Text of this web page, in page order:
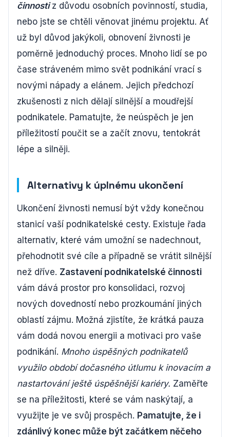
činnostiz důvodu osobních povinností, studia,
nebo jste se chtěli věnovat jinému projektu. Ať
už byl důvod jakýkoli, obnovení živnosti je
poměrně jednoduchý proces. Mnoho lidí se po
čase stráveném mimo svět podnikání vrací s
novými nápady a elánem. Jejich předchozí
zkušenosti z nich dělají silnější a moudřejší
podnikatele. Pamatujte, že neúspěch je jen
příležitostí poučit se a začít znovu, tentokrát
lépe a silněji.
Alternativy k úplnému ukončení
Ukončení živnosti nemusí být vždy konečnou
stanicí vaší podnikatelské cesty. Existuje řada
alternativ, které vám umožní se nadechnout,
přehodnotit své cíle a případně se vrátit silnější
než dříve. Zastavení podnikatelské činnosti
vám dává prostor pro konsolidaci, rozvoj
nových dovedností nebo prozkoumání jiných
oblastí zájmu. Možná zjistíte, že krátká pauza
vám dodá novou energii a motivaci pro vaše
podnikání. Mnoho úspěšných podnikatelů
využilo období dočasného útlumu k inovacím a
nastartování ještě úspěšnější kariéry. Zaměřte
se na příležitosti, které se vám naskýtají, a
využijte je ve svůj prospěch. Pamatujte, že i
zdánlivý konec může být začátkem něčeho